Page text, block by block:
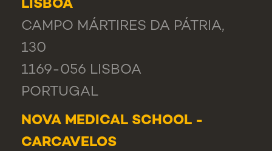
LISBOA
CAMPO MÁRTIRES DA PÁTRIA,
130
1169-056 LISBOA
PORTUGAL
NOVA MEDICAL SCHOOL -
CARCAVELOS